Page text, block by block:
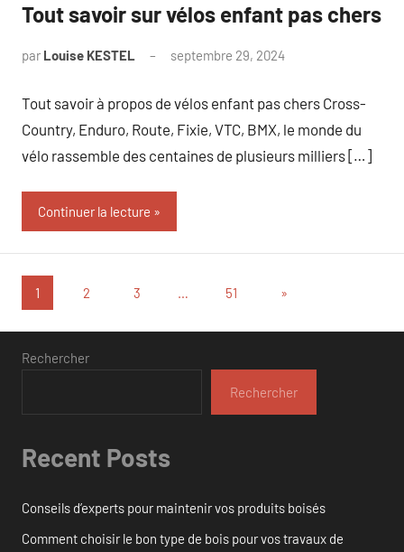
Tout savoir sur vélos enfant pas chers
par Louise KESTEL septembre 29, 2024
Tout savoir à propos de vélos enfant pas chers Cross-
Country, Enduro, Route, Fixie, VTC, BMX, le monde du
vélo rassemble des centaines de plusieurs milliers […]
Continuer la lecture
Pagination
des
publications
1 2 3 … 51
Articles
»
Rechercher
Rechercher
Recent Posts
Conseils d’experts pour maintenir vos produits boisés
Comment choisir le bon type de bois pour vos travaux de